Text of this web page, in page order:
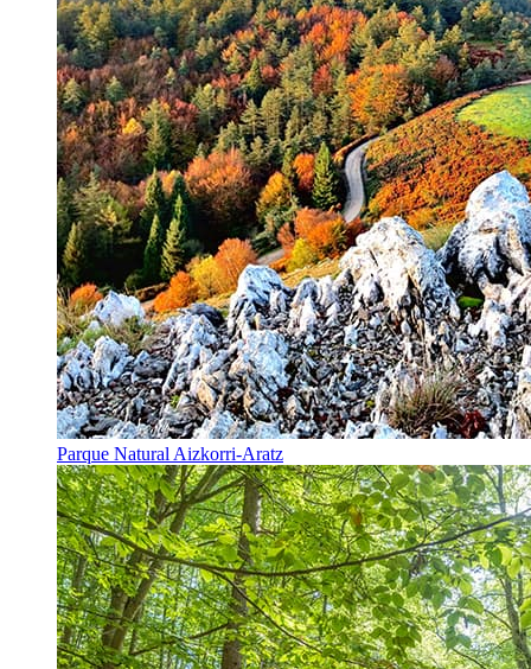
Parque Natural Aizkorri-Aratz